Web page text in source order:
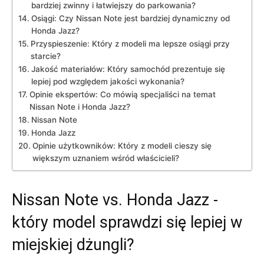
bardziej zwinny ⁢i łatwiejszy‌ do parkowania?
Osiągi: Czy⁣ Nissan Note jest bardziej ⁣dynamiczny od
⁤Honda⁤ Jazz?
Przyspieszenie:​ Który z modeli ma​ lepsze osiągi‌ przy
starcie?
Jakość materiałów: Który samochód prezentuje się
lepiej ⁢pod⁢ względem jakości wykonania?
Opinie‍ ekspertów: Co mówią specjaliści na temat
Nissan Note‍ i ‍Honda​ Jazz?
Nissan⁣ Note
Honda⁣ Jazz
Opinie użytkowników: Który z modeli⁣ cieszy się
większym uznaniem wśród⁢ właścicieli?
Nissan Note ⁢vs. Honda Jazz -⁣
który model‍ sprawdzi się lepiej w
miejskiej⁣ dżungli?